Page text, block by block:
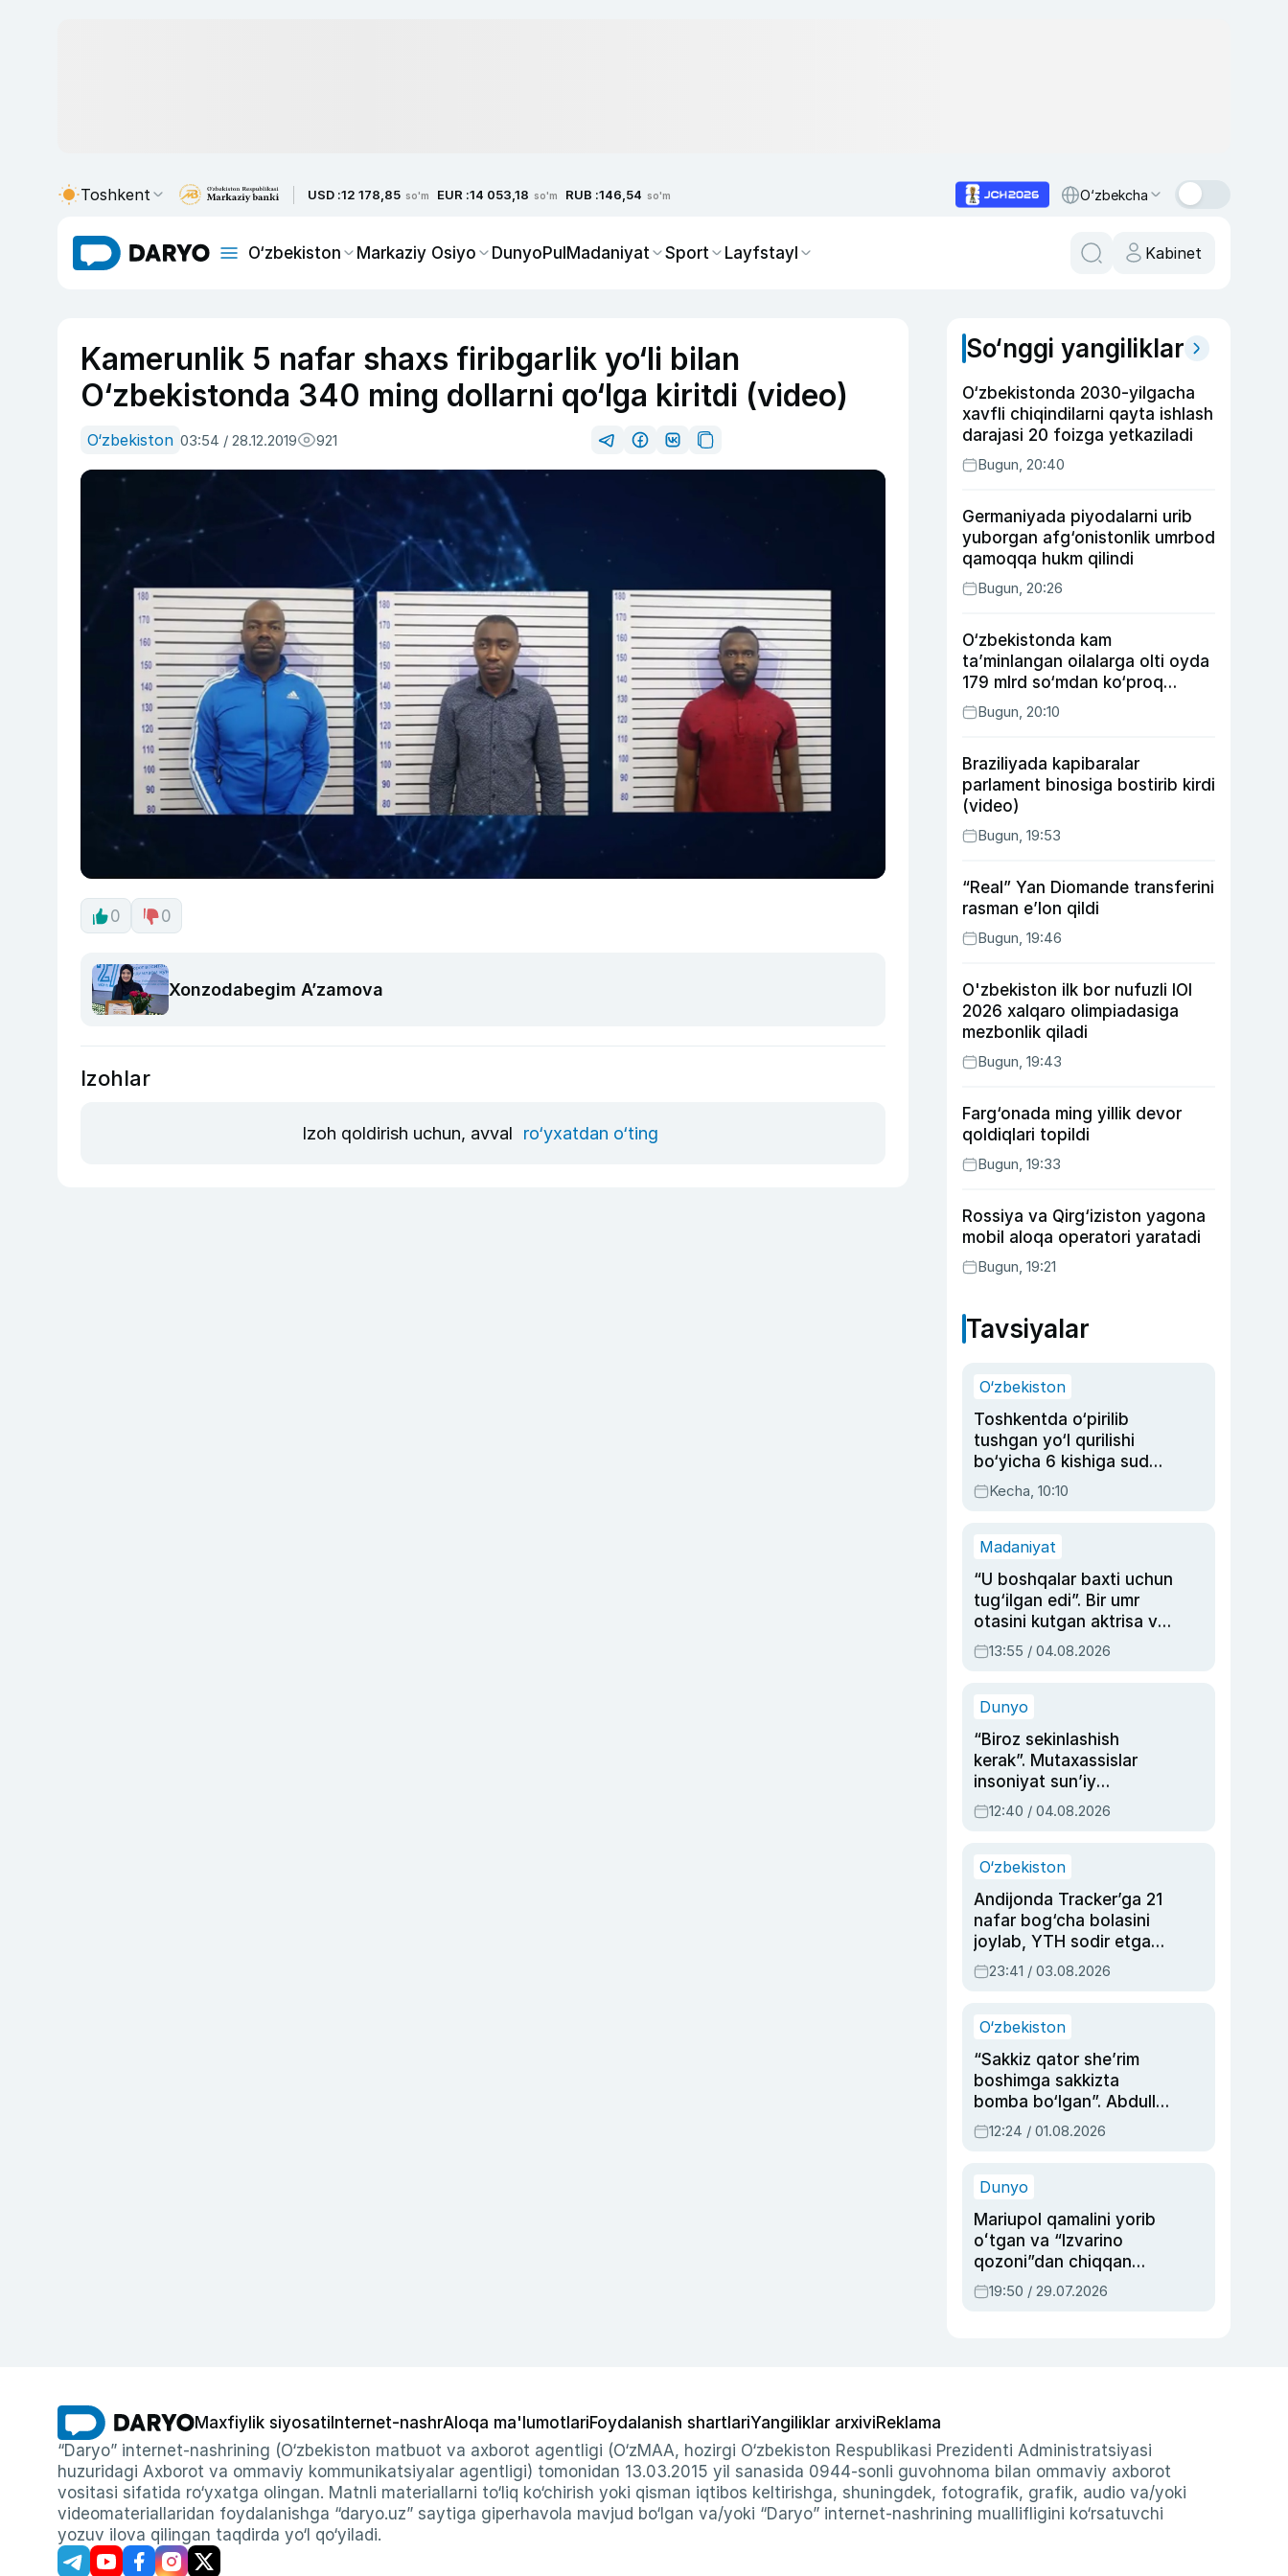
Toshkent USD :12 178,85 so'm EUR :14 053,18 so'm RUB :146,54 so'm O‘zbekcha
O‘zbekiston Markaziy Osiyo DunyoPulMadaniyat Sport Layfstayl Kabinet
Kamerunlik 5 nafar shaxs firibgarlik yo‘li bilan
O‘zbekistonda 340 ming dollarni qo‘lga kiritdi (video)
O‘zbekiston 03:54 / 28.12.2019 921
0 0
Xonzodabegim A’zamova
Izohlar
Izoh qoldirish uchun, avval ro‘yxatdan o‘ting
So‘nggi yangiliklar
O‘zbekistonda 2030-yilgacha
xavfli chiqindilarni qayta ishlash
darajasi 20 foizga yetkaziladi
Bugun, 20:40
Germaniyada piyodalarni urib
yuborgan afg‘onistonlik umrbod
qamoqqa hukm qilindi
Bugun, 20:26
O‘zbekistonda kam
ta’minlangan oilalarga olti oyda
179 mlrd so‘mdan ko‘proq
ijtimoiy keshbek to‘lab berildi
Bugun, 20:10
Braziliyada kapibaralar
parlament binosiga bostirib kirdi
(video)
Bugun, 19:53
“Real” Yan Diomande transferini
rasman e’lon qildi
Bugun, 19:46
O'zbekiston ilk bor nufuzli IOI
2026 xalqaro olimpiadasiga
mezbonlik qiladi
Bugun, 19:43
Farg‘onada ming yillik devor
qoldiqlari topildi
Bugun, 19:33
Rossiya va Qirg‘iziston yagona
mobil aloqa operatori yaratadi
Bugun, 19:21
Tavsiyalar
O‘zbekiston
Toshkentda o‘pirilib
tushgan yo‘l qurilishi
bo‘yicha 6 kishiga sud
hukmi o‘qildi
Kecha, 10:10
Madaniyat
“U boshqalar baxti uchun
tug‘ilgan edi”. Bir umr
otasini kutgan aktrisa va
dublyaj ustasi Rimma
Ahmedovaning
13:55 / 04.08.2026
Dunyo
“Biroz sekinlashish
kerak”. Mutaxassislar
insoniyat sun’iy
intellektni boshqara
olmay qolishidan xavotir
12:40 / 04.08.2026
O‘zbekiston
Andijonda Tracker’ga 21
nafar bog‘cha bolasini
joylab, YTH sodir etgan
ayolga sud hukmi o‘qildi
23:41 / 03.08.2026
O‘zbekiston
“Sakkiz qator she’rim
boshimga sakkizta
bomba bo‘lgan”. Abdulla
Oripovni siyosiy
ayblovlardan asrab
12:24 / 01.08.2026
Dunyo
Mariupol qamalini yorib
oʻtgan va “Izvarino
qozoni”dan chiqqan
qahramon — Ukraina
armiyasi bosh
19:50 / 29.07.2026
Maxfiylik siyosati Internet-nashrAloqa ma'lumotlariFoydalanish shartlariYangiliklar arxiviReklama
“Daryo” internet-nashrining (O‘zbekiston matbuot va axborot agentligi (O‘zMAA, hozirgi O‘zbekiston Respublikasi Prezidenti Administratsiyasi
huzuridagi Axborot va ommaviy kommunikatsiyalar agentligi) tomonidan 13.03.2015 yil sanasida 0944-sonli guvohnoma bilan ommaviy axborot
vositasi sifatida ro‘yxatga olingan. Matnli materiallarni to‘liq ko‘chirish yoki qisman iqtibos keltirishga, shuningdek, fotografik, grafik, audio va/yoki
videomateriallaridan foydalanishga “daryo.uz” saytiga giperhavola mavjud bo‘lgan va/yoki “Daryo” internet-nashrining muallifligini ko‘rsatuvchi
yozuv ilova qilingan taqdirda yo‘l qo‘yiladi.